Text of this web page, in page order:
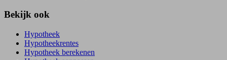
Bekijk ook
Hypotheek
Hypotheekrentes
Hypotheek berekenen